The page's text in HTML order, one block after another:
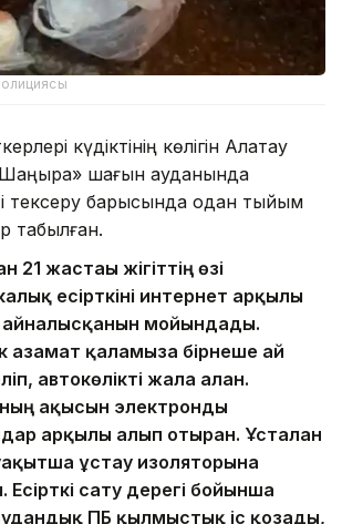
күдіктінің көлігін Алатау
шағын ауданында
тексеру барысында одан тыйым
табылған.
21 жастағы жігіттің өзі
есірткіні интернет арқылы
айналысқанын мойындады.
азамат қаламызға бірнеше ай
автокөлікті жалға алған.
ақысын электронды
арқылы алып отырған. Ұсталған
ұстау изоляторына
сату дерегі бойынша
ПБ қылмыстық іс қозғады,